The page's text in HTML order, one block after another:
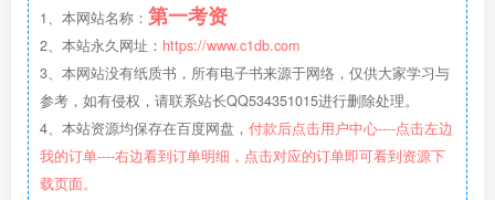
1、本网站名称： 第一考资
2、本站永久网址： https://www.c1db.com
3、本网站没有纸质书，所有电子书来源于网络，仅供大家学习与
参考，如有侵权，请联系站长QQ534351015进行删除处理。
4、本站资源均保存在百度网盘， 付款后点击用户中心----点击左边
我的订单----右边看到订单明细，点击对应的订单即可看到资源下
载页面。